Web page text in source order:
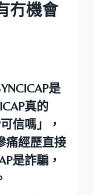
冇機會
是
真的
信嗎」
，
痛經歷直接
是詐騙，